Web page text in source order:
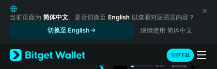
English
日本語
Русский
Español (Latinoamérica)
Türkçe
当前页面为 简体中文。是否切换至 English 以查看对应语言内容？
切换至 English
继续使用 简体中文
立即下载